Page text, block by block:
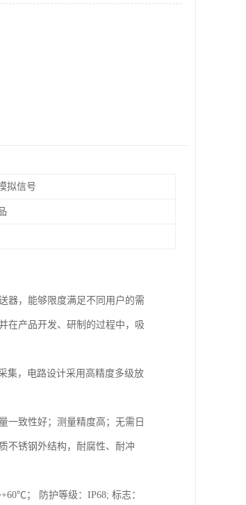
拟信号
器，能够限度满足不同用户的需
在产品开发、研制的过程中，吸
集，电路设计采用高精度多级放
一致性好；测量精度高；无需日
不锈钢外结构，耐腐性、耐冲
； 防护等级：IP68; 标志：